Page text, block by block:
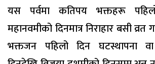
यस पर्वमा कतिपय भक्तहरू
महानवमीको दिनमात्र निराहार बसी
भक्तजन पहिलो दिन घटस्थापना